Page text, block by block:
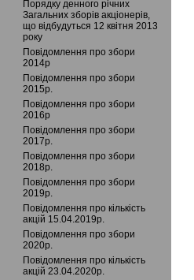
Порядку денного річних
Загальних зборів акціонерів,
що відбудуться 12 квітня 2013
року
Повідомлення про збори
2014р
Повідомлення про збори
2015р.
Повідомлення про збори
2016р
Повідомлення про збори
2017р.
Повідомлення про збори
2018р.
Повідомлення про збори
2019р.
Повідомлення про кількість
акцій 15.04.2019р.
Повідомлення про збори
2020р.
Повідомлення про кількість
акцій 23.04.2020р.